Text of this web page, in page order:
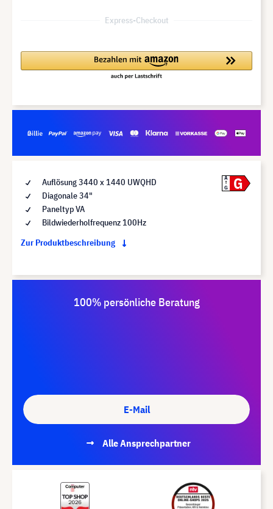
Express-Checkout
Auflösung 3440 x 1440 UWQHD
Diagonale 34"
Paneltyp VA
Bildwiederholfrequenz 100Hz
Zur Produktbeschreibung
A
G
G
100% persönliche Beratung
E-Mail
Alle Ansprechpartner